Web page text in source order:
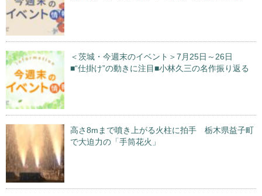
＜茨城・今週末のイベント＞7月25日～26日
■“仕掛け”の動きに注目■小林久三の名作振り返る
高さ8mまで噴き上がる火柱に拍手 栃木県益子町
で大迫力の「手筒花火」